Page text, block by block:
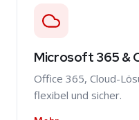
Microsoft 365 &
Office 365, Cloud-
flexibel und sicher.